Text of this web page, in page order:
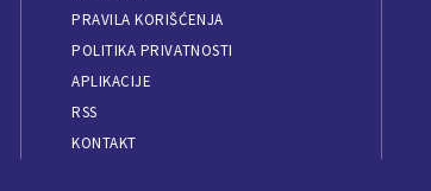
PRAVILA KORIŠĆENJA
POLITIKA PRIVATNOSTI
APLIKACIJE
RSS
KONTAKT